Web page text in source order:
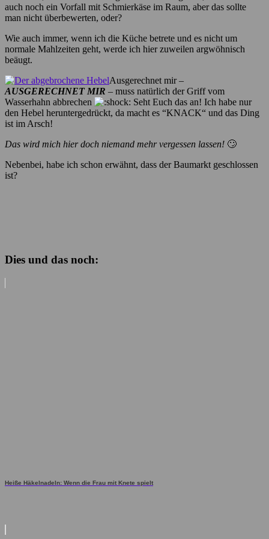
auch noch ein Vorfall mit Schmierkäse im Raum, aber das sollte
man nicht überbewerten, oder?
Wie auch immer, wenn ich die Küche betrete und es nicht um
normale Mahlzeiten geht, werde ich hier zuweilen argwöhnisch
beäugt.
Ausgerechnet mir –
AUSGERECHNET MIR – muss natürlich der Griff vom
Wasserhahn abbrechen
Seht Euch das an! Ich habe nur
den Hebel heruntergedrückt, da macht es “KNACK“ und das Ding
ist im Arsch!
Das wird mich hier doch niemand mehr vergessen lassen! 🙄
Nebenbei, habe ich schon erwähnt, dass der Baumarkt geschlossen
ist?
Dies und das noch:
Heiße Häkelnadeln: Wenn die Frau mit Knete spielt